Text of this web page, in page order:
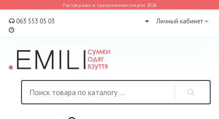
Распродажи и праздничные скидки 2026
063 553 05 03 Личный кабинет